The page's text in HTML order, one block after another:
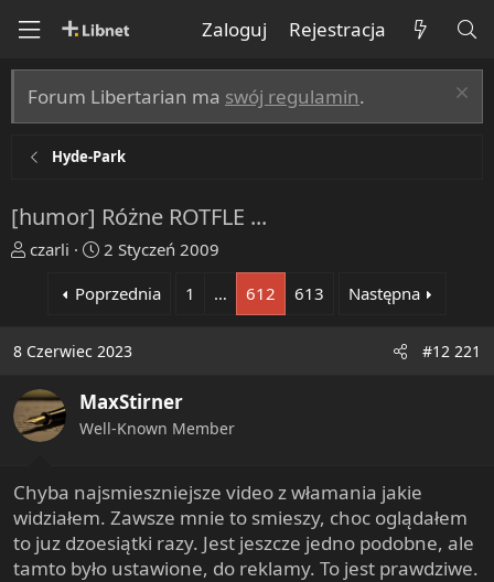
Zaloguj Rejestracja
Forum Libertarian ma swój regulamin.
Hyde-Park
[humor] Różne ROTFLE ...
T
a
d
s
a
e
r
czarli
R
z
o
c
ę
t
2 Styczeń 2009
Poprzednia
1 … 612 613 Następna
8 Czerwiec 2023 #12 221
MaxStirner
Well-Known Member
Chyba najsmieszniejsze video z włamania jakie
widziałem. Zawsze mnie to smieszy, choc oglądałem
to juz dzoesiątki razy. Jest jeszcze jedno podobne, ale
tamto było ustawione, do reklamy. To jest prawdziwe.